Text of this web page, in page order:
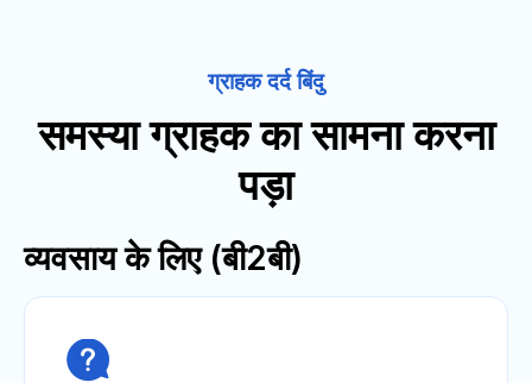
ग्राहक दर्द बिंदु
समस्या ग्राहक का सामना करना
पड़ा
व्यवसाय के लिए (बी2बी)
